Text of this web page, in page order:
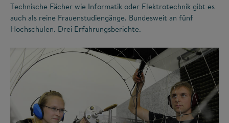
Technische Fächer wie Informatik oder Elektrotechnik gibt es
auch als reine Frauenstudiengänge. Bundesweit an fünf
Hochschulen. Drei Erfahrungsberichte.